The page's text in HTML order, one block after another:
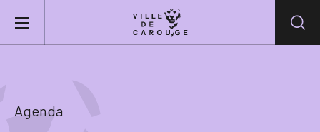
Agenda